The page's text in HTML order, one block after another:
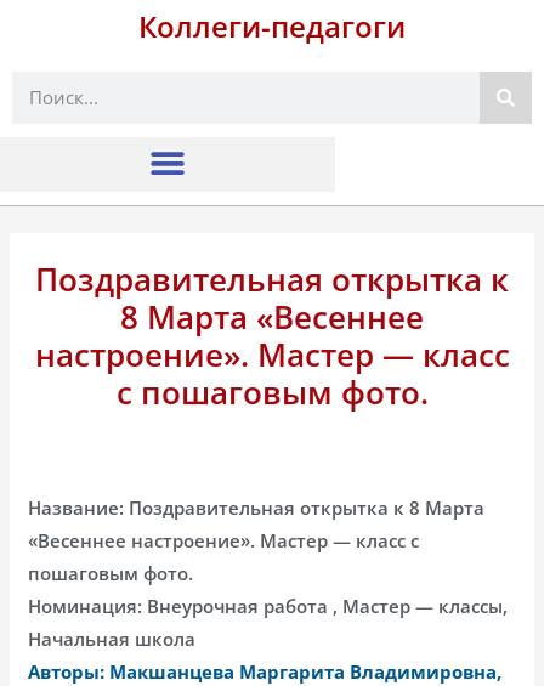
Коллеги-педагоги
Поиск
Поздравительная открытка к
8 Марта «Весеннее
настроение». Мастер — класс
с пошаговым фото.
Название: Поздравительная открытка к 8 Марта
«Весеннее настроение». Мастер — класс с
пошаговым фото.
Номинация: Внеурочная работа , Мастер — классы,
Начальная школа
Авторы: Макшанцева Маргарита Владимировна,